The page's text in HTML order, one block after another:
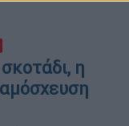
η